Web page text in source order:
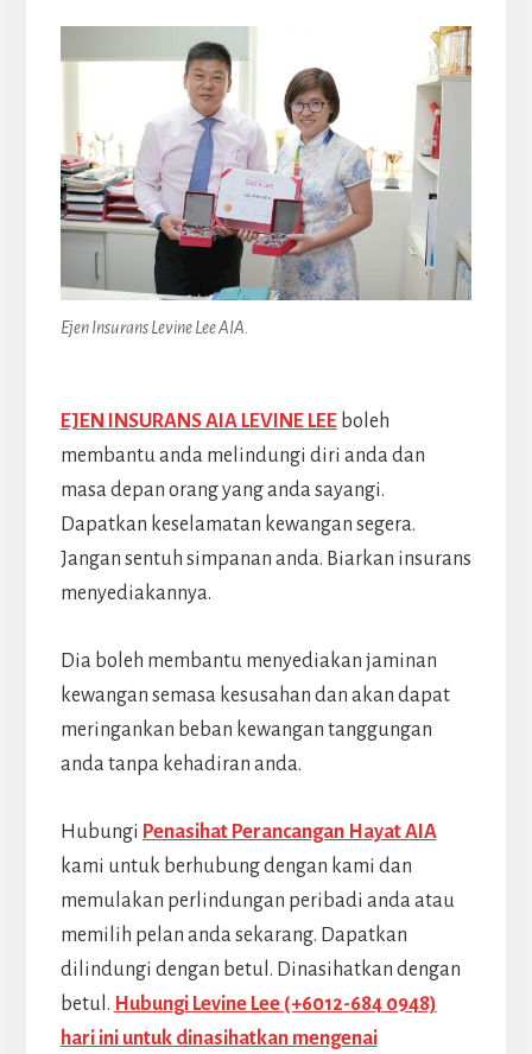
Ejen Insurans Levine Lee AIA.
EJEN INSURANS AIA LEVINE LEEboleh
membantu anda melindungi diri anda dan
masa depan orang yang anda sayangi.
Dapatkan keselamatan kewangan segera.
Jangan sentuh simpanan anda. Biarkan insurans
menyediakannya.
Dia boleh membantu menyediakan jaminan
kewangan semasa kesusahan dan akan dapat
meringankan beban kewangan tanggungan
anda tanpa kehadiran anda.
Hubungi Penasihat Perancangan Hayat AIA
kami untuk berhubung dengan kami dan
memulakan perlindungan peribadi anda atau
memilih pelan anda sekarang. Dapatkan
dilindungi dengan betul. Dinasihatkan dengan
betul. Hubungi Levine Lee (+6012-684 0948)
hari ini untuk dinasihatkan mengenai